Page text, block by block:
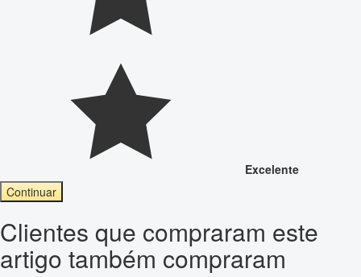
Excelente
Continuar
Clientes que compraram este
artigo também compraram